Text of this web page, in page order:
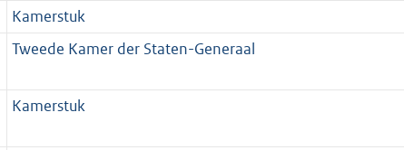
Kamerstuk
Tweede Kamer der Staten-Generaal
Kamerstuk